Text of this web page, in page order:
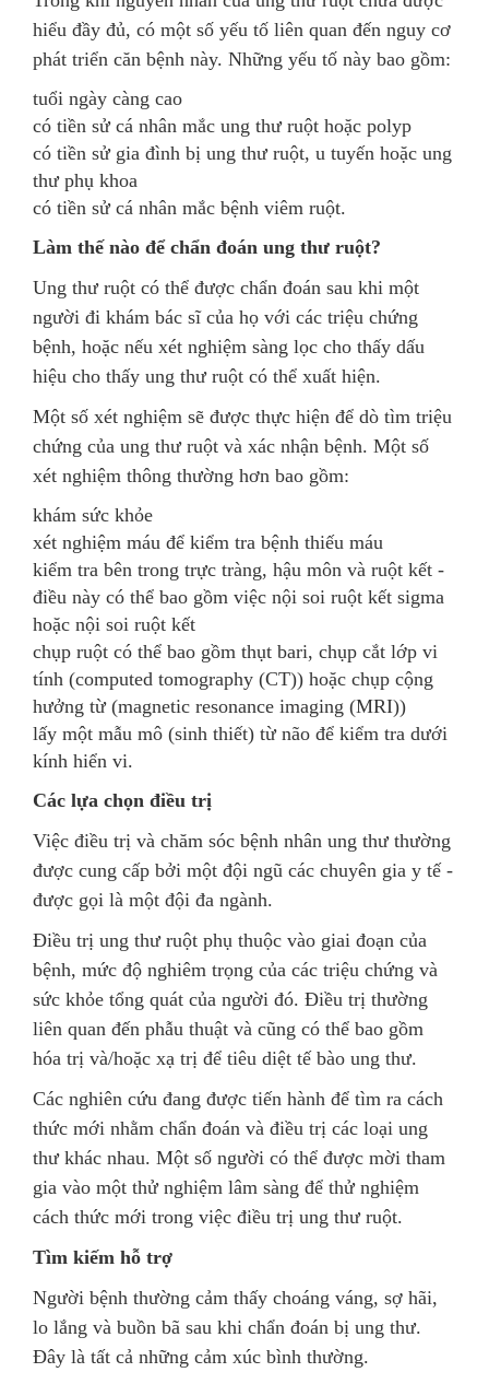
hiểu đầy đủ, có một số yếu tố liên quan đến nguy cơ
phát triển căn bệnh này. Những yếu tố này bao gồm:
tuổi ngày càng cao
có tiền sử cá nhân mắc ung thư ruột hoặc polyp
có tiền sử gia đình bị ung thư ruột, u tuyến hoặc ung
thư phụ khoa
có tiền sử cá nhân mắc bệnh viêm ruột.
Làm thế nào để chẩn đoán ung thư ruột?
Ung thư ruột có thể được chẩn đoán sau khi một
người đi khám bác sĩ của họ với các triệu chứng
bệnh, hoặc nếu xét nghiệm sàng lọc cho thấy dấu
hiệu cho thấy ung thư ruột có thể xuất hiện.
Một số xét nghiệm sẽ được thực hiện để dò tìm triệu
chứng của ung thư ruột và xác nhận bệnh. Một số
xét nghiệm thông thường hơn bao gồm:
khám sức khỏe
xét nghiệm máu để kiểm tra bệnh thiếu máu
kiểm tra bên trong trực tràng, hậu môn và ruột kết -
điều này có thể bao gồm việc nội soi ruột kết sigma
hoặc nội soi ruột kết
chụp ruột có thể bao gồm thụt bari, chụp cắt lớp vi
tính (computed tomography (CT)) hoặc chụp cộng
hưởng từ (magnetic resonance imaging (MRI))
lấy một mẫu mô (sinh thiết) từ não để kiểm tra dưới
kính hiển vi.
Các lựa chọn điều trị
Việc điều trị và chăm sóc bệnh nhân ung thư thường
được cung cấp bởi một đội ngũ các chuyên gia y tế -
được gọi là một đội đa ngành.
Điều trị ung thư ruột phụ thuộc vào giai đoạn của
bệnh, mức độ nghiêm trọng của các triệu chứng và
sức khỏe tổng quát của người đó. Điều trị thường
liên quan đến phẫu thuật và cũng có thể bao gồm
hóa trị và/hoặc xạ trị để tiêu diệt tế bào ung thư.
Các nghiên cứu đang được tiến hành để tìm ra cách
thức mới nhằm chẩn đoán và điều trị các loại ung
thư khác nhau. Một số người có thể được mời tham
gia vào một thử nghiệm lâm sàng để thử nghiệm
cách thức mới trong việc điều trị ung thư ruột.
Tìm kiếm hỗ trợ
Người bệnh thường cảm thấy choáng váng, sợ hãi,
lo lắng và buồn bã sau khi chẩn đoán bị ung thư.
Đây là tất cả những cảm xúc bình thường.